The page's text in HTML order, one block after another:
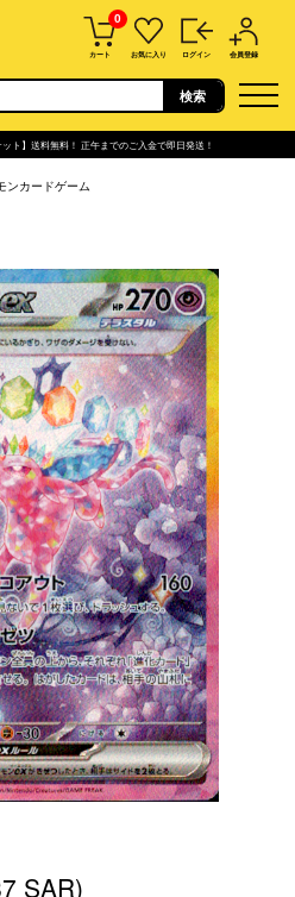
0
カート お気に入り ログイン 会員登録
ト】送料無料！ 正午までのご入金で即日発送！
ンカードゲーム
SAR)